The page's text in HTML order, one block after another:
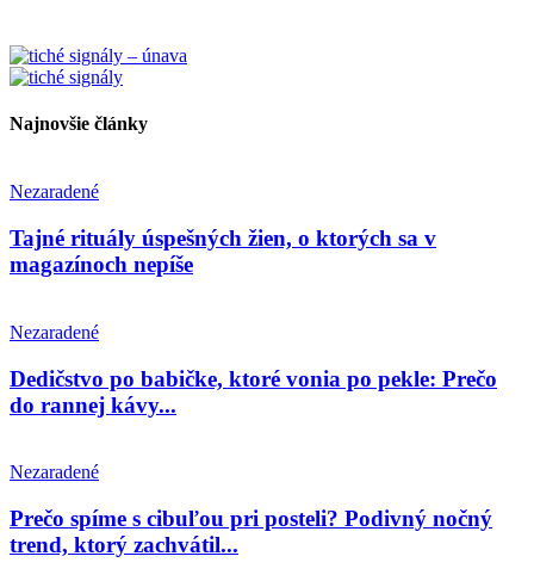
Najnovšie články
Nezaradené
Tajné rituály úspešných žien, o ktorých sa v
magazínoch nepíše
Nezaradené
Dedičstvo po babičke, ktoré vonia po pekle: Prečo
do rannej kávy...
Nezaradené
Prečo spíme s cibuľou pri posteli? Podivný nočný
trend, ktorý zachvátil...